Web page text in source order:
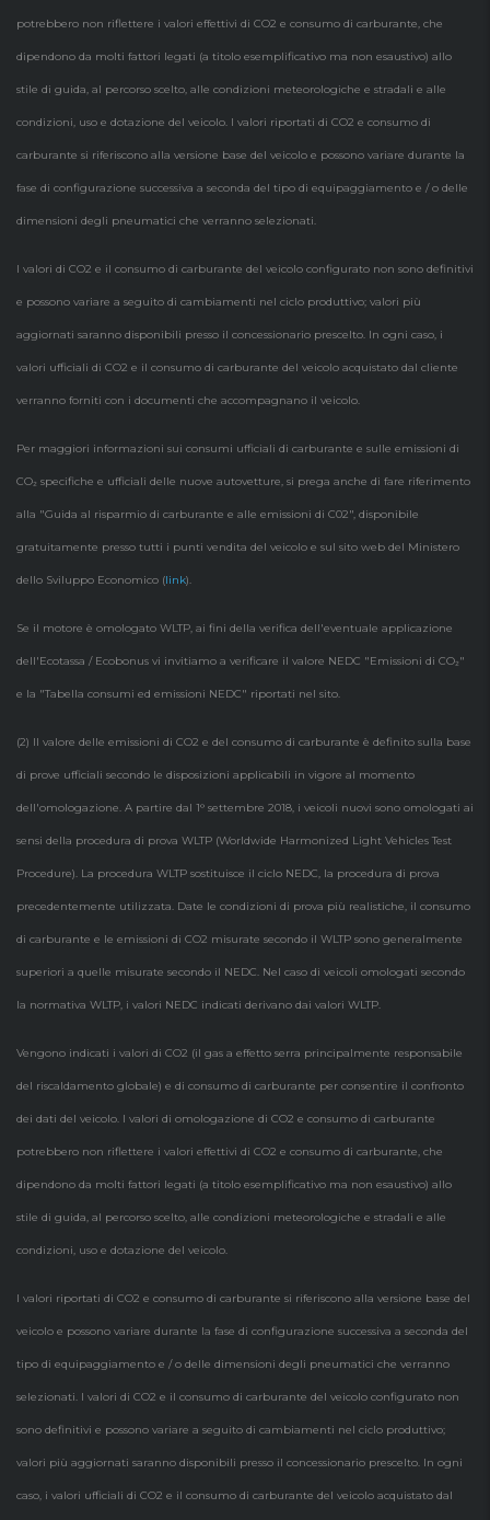
potrebbero non riflettere i valori effettivi di CO2 e consumo di carburante, che
dipendono da molti fattori legati (a titolo esemplificativo ma non esaustivo) allo
stile di guida, al percorso scelto, alle condizioni meteorologiche e stradali e alle
condizioni, uso e dotazione del veicolo. I valori riportati di CO2 e consumo di
carburante si riferiscono alla versione base del veicolo e possono variare durante la
fase di configurazione successiva a seconda del tipo di equipaggiamento e / o delle
dimensioni degli pneumatici che verranno selezionati.
I valori di CO2 e il consumo di carburante del veicolo configurato non sono definitivi
e possono variare a seguito di cambiamenti nel ciclo produttivo; valori più
aggiornati saranno disponibili presso il concessionario prescelto. In ogni caso, i
valori ufficiali di CO2 e il consumo di carburante del veicolo acquistato dal cliente
verranno forniti con i documenti che accompagnano il veicolo.
Per maggiori informazioni sui consumi ufficiali di carburante e sulle emissioni di
CO₂ specifiche e ufficiali delle nuove autovetture, si prega anche di fare riferimento
alla "Guida al risparmio di carburante e alle emissioni di C02", disponibile
gratuitamente presso tutti i punti vendita del veicolo e sul sito web del Ministero
dello Sviluppo Economico (link).
Se il motore è omologato WLTP, ai fini della verifica dell'eventuale applicazione
dell'Ecotassa / Ecobonus vi invitiamo a verificare il valore NEDC "Emissioni di CO₂"
e la "Tabella consumi ed emissioni NEDC" riportati nel sito.
(2) Il valore delle emissioni di CO2 e del consumo di carburante è definito sulla base
di prove ufficiali secondo le disposizioni applicabili in vigore al momento
dell'omologazione. A partire dal 1° settembre 2018, i veicoli nuovi sono omologati ai
sensi della procedura di prova WLTP (Worldwide Harmonized Light Vehicles Test
Procedure). La procedura WLTP sostituisce il ciclo NEDC, la procedura di prova
precedentemente utilizzata. Date le condizioni di prova più realistiche, il consumo
di carburante e le emissioni di CO2 misurate secondo il WLTP sono generalmente
superiori a quelle misurate secondo il NEDC. Nel caso di veicoli omologati secondo
la normativa WLTP, i valori NEDC indicati derivano dai valori WLTP.
Vengono indicati i valori di CO2 (il gas a effetto serra principalmente responsabile
del riscaldamento globale) e di consumo di carburante per consentire il confronto
dei dati del veicolo. I valori di omologazione di CO2 e consumo di carburante
potrebbero non riflettere i valori effettivi di CO2 e consumo di carburante, che
dipendono da molti fattori legati (a titolo esemplificativo ma non esaustivo) allo
stile di guida, al percorso scelto, alle condizioni meteorologiche e stradali e alle
condizioni, uso e dotazione del veicolo.
I valori riportati di CO2 e consumo di carburante si riferiscono alla versione base del
veicolo e possono variare durante la fase di configurazione successiva a seconda del
tipo di equipaggiamento e / o delle dimensioni degli pneumatici che verranno
selezionati. I valori di CO2 e il consumo di carburante del veicolo configurato non
sono definitivi e possono variare a seguito di cambiamenti nel ciclo produttivo;
valori più aggiornati saranno disponibili presso il concessionario prescelto. In ogni
caso, i valori ufficiali di CO2 e il consumo di carburante del veicolo acquistato dal